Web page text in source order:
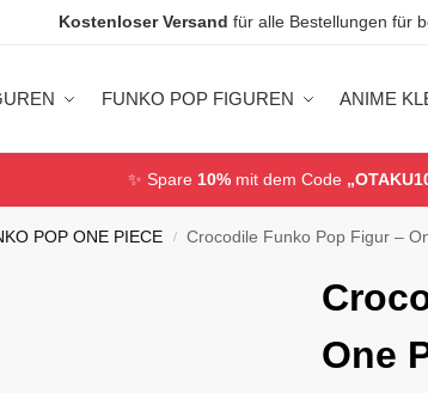
Kostenloser Versand für alle Bestellungen für
FUNKO POP FIGUREN ANIME
✨ Spare 10% mit dem Code
POP ONE PIECE / Crocodile Funko Pop Figur –
One